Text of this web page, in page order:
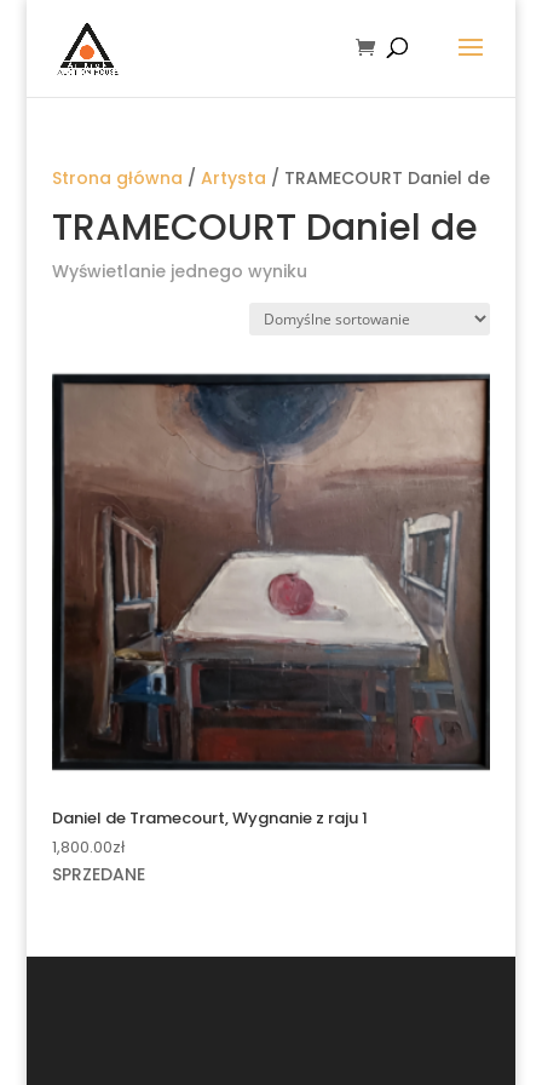
Strona główna / Artysta / TRAMECOURT Daniel de
TRAMECOURT Daniel de
Wyświetlanie jednego wyniku
Daniel de Tramecourt, Wygnanie z raju 1
1,800.00zł
SPRZEDANE